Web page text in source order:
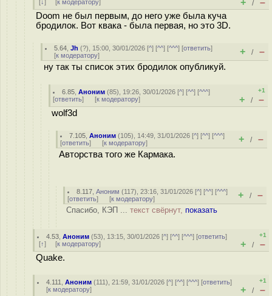
[↓] [к модератору] + / –
Doom не был первым, до него уже была куча
бродилок. Вот квака - была первая, но это 3D.
5.64 ,Jh (?), 15:00, 30/01/2026 [^] [^^] [^^^] [ответить]
[к модератору] + / –
ну так ты список этих бродилок опубликуй.
6.85 ,Аноним (85), 19:26, 30/01/2026 [^] [^^] [^^^]
[ответить] [к модератору]
+1
+ / –
wolf3d
7.105 ,Аноним (105), 14:49, 31/01/2026 [^] [^^] [^^^]
[ответить] [к модератору] + / –
Авторства того же Кармака.
8.117 ,Аноним (117), 23:16, 31/01/2026 [^] [^^] [^^^]
[ответить] [к модератору] + / –
Спасибо, КЭП ... текст свёрнут, показать
4.53 ,Аноним (53), 13:15, 30/01/2026 [^] [^^] [^^^] [ответить]
[↑] [к модератору]
+1
+ / –
Quake.
4.111 ,Аноним (111), 21:59, 31/01/2026 [^] [^^] [^^^] [ответить]
[к модератору]
+1
+ / –